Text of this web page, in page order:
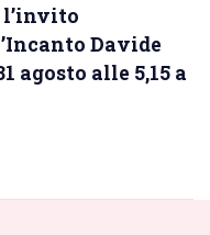
l’invito
Davide
agosto alle 5,15 a